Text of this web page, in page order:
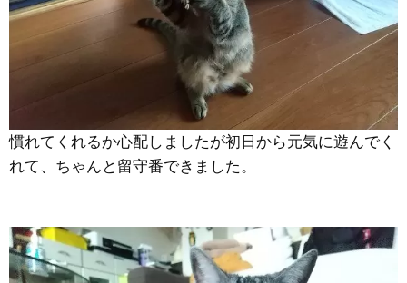
慣れてくれるか心配しましたが初日から元気に遊んでく
れて、ちゃんと留守番できました。